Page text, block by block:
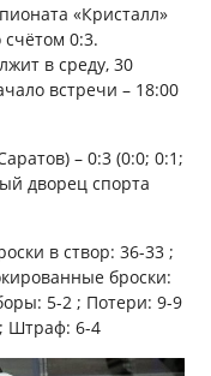
«Кристалл»
0:3.
в среду, 30
встречи – 18:00
– 0:3 (0:0; 0:1;
дворец спорта
в створ: 36-33 ;
броски:
5-2 ; Потери: 9-9
Штраф: 6-4